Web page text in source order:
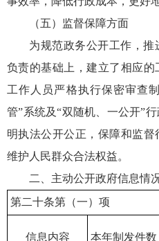
（五）监督保障方面
为规范政务公开工作，推
负责的基础上，建立了相应
工作人员严格执行保密审查
管”系统及“双随机、一公开”
明执法公开公正，保障和监督
维护人民群众合法权益。
二、主动公开政府信息情
第二十条第（一）项
信息内容 本年制发件数